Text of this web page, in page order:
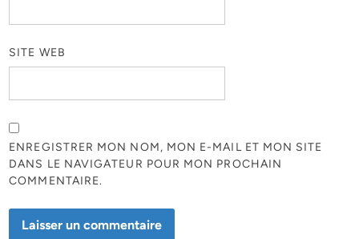
SITE WEB
ENREGISTRER MON NOM, MON E-MAIL ET MON SITE
DANS LE NAVIGATEUR POUR MON PROCHAIN
COMMENTAIRE.